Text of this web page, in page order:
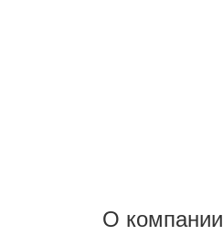
О компании